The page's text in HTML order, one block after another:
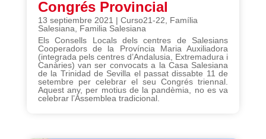
Congrés Provincial
13 septiembre 2021 | Curso21-22, Família
Salesiana, Familia Salesiana
Els Consells Locals dels centres de Salesians
Cooperadors de la Província Maria Auxiliadora
(integrada pels centres d’Andalusia, Extremadura i
Canàries) van ser convocats a la Casa Salesiana
de la Trinidad de Sevilla el passat dissabte 11 de
setembre per celebrar el seu Congrés triennal.
Aquest any, per motius de la pandèmia, no es va
celebrar l’Assemblea tradicional.